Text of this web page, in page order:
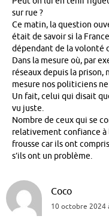
sur rue ?
Ce matin, la question
était de savoir si la
dépendant de la volonté
Dans la mesure où, par
réseaux depuis la prison,
mesure nos politiciens
Un fait, celui qui disait
vu juste.
Nombre de ceux qui se
relativement confiance
frousse car ils ont
s’ils ont un problème.
Coco
10 octobre 2024